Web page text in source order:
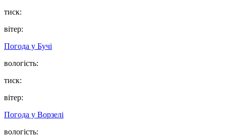
тиск:
вітер:
Погода у Бучі
вологість:
тиск:
вітер:
Погода у Ворзелі
вологість: